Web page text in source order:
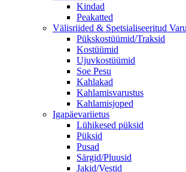
Kindad
Peakatted
Välisriided & Spetsialiseeritud
Pükskostüümid/Traksid
Kostüümid
Ujuvkostüümid
Soe Pesu
Kahlakad
Kahlamisvarustus
Kahlamisjoped
Igapäevariietus
Lühikesed püksid
Püksid
Pusad
Särgid/Pluusid
Jakid/Vestid